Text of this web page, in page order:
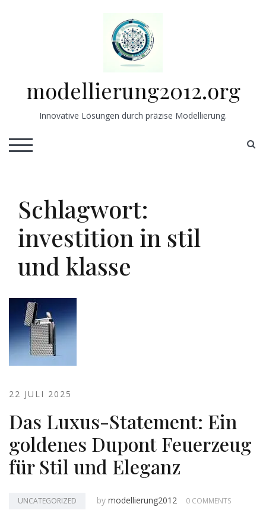
modellierung2012.org
Innovative Lösungen durch präzise Modellierung.
TOGGLE MOBILE MENU
Schlagwort:
investition in stil
und klasse
22 JULI 2025
Das Luxus-Statement: Ein
goldenes Dupont Feuerzeug
für Stil und Eleganz
UNCATEGORIZED by modellierung2012 0 COMMENTS